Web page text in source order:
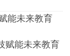
能未来教育
能未来教育